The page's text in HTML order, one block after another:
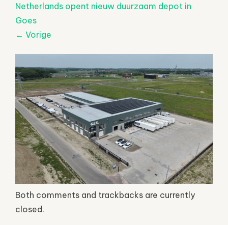
Netherlands opent nieuw duurzaam depot in
Goes
← Vorige
Both comments and trackbacks are currently
closed.